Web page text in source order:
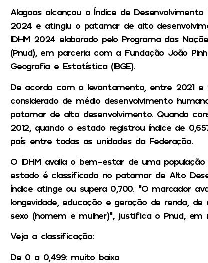
Alagoas alcançou o Índice de
2024 e atingiu o patamar de alto
IDHM 2024 elaborado pelo Programa das
(Pnud), em parceria com a Fundação João
Geografia e Estatística (IBGE).
De acordo com o levantamento, entre 2021
considerado de médio desenvolvimento
patamar de alto desenvolvimento. Quando
2012, quando o estado registrou índice de
país entre todas as unidades da Federação.
O IDHM avalia o bem-estar de uma
estado é classificado no patamar de Alto
índice atinge ou supera 0,700. “O marcador
longevidade, educação e geração de renda,
sexo (homem e mulher)”, justifica o Pnud, em
Veja a classificação:
De 0 a 0,499: muito baixo